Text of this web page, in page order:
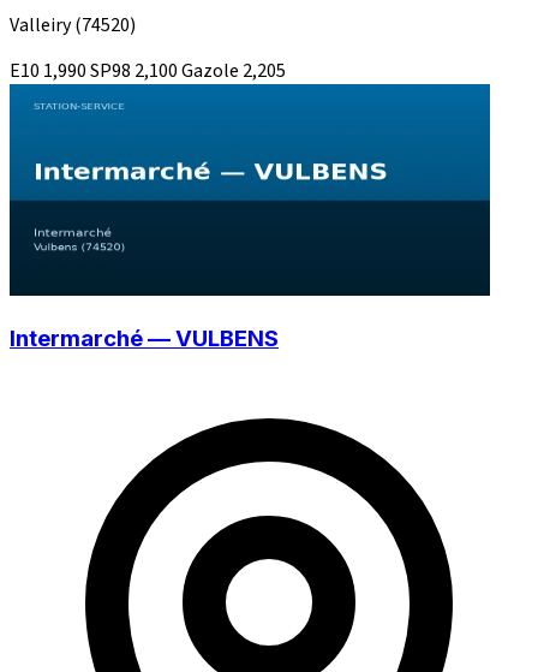
Valleiry(74520)
E10 1,990SP98 2,100Gazole 2,205
Intermarché — VULBENS